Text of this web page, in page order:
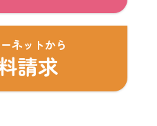
ネットから
請求